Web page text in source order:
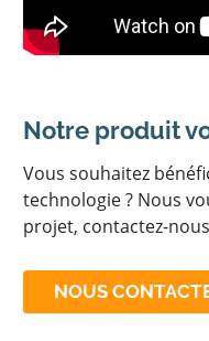
Notre produit
Vous souhaitez
technologie ? Nous
projet, contactez-
NOUS